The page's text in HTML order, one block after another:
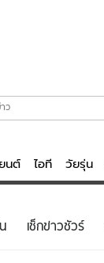
นต์ ไอที วัยรุ่น
เช็กข่าวชัวร์